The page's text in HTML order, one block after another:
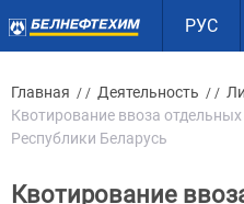
РУС
Главная / / Деятельность / /
Квотирование ввоза
Республики Беларусь
Квотирование